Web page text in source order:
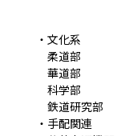
・文化系
柔道部
華道部
科学部
鉄道研究部
・手配関連